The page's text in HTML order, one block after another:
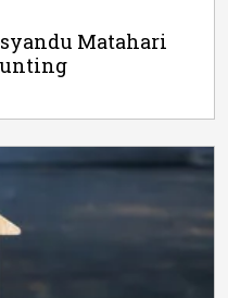
Matahari